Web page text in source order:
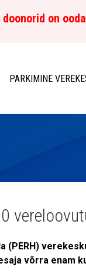
on
PARKIMINE
(PERH)
võrra enam